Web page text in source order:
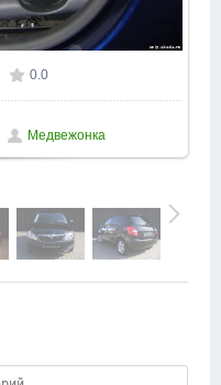
1200x1600
0.0
Медвежонка